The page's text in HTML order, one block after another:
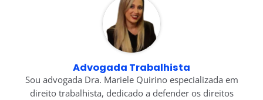
Advogada Trabalhista
Sou advogada Dra. Mariele Quirino especializada em
direito trabalhista, dedicado a defender os direitos